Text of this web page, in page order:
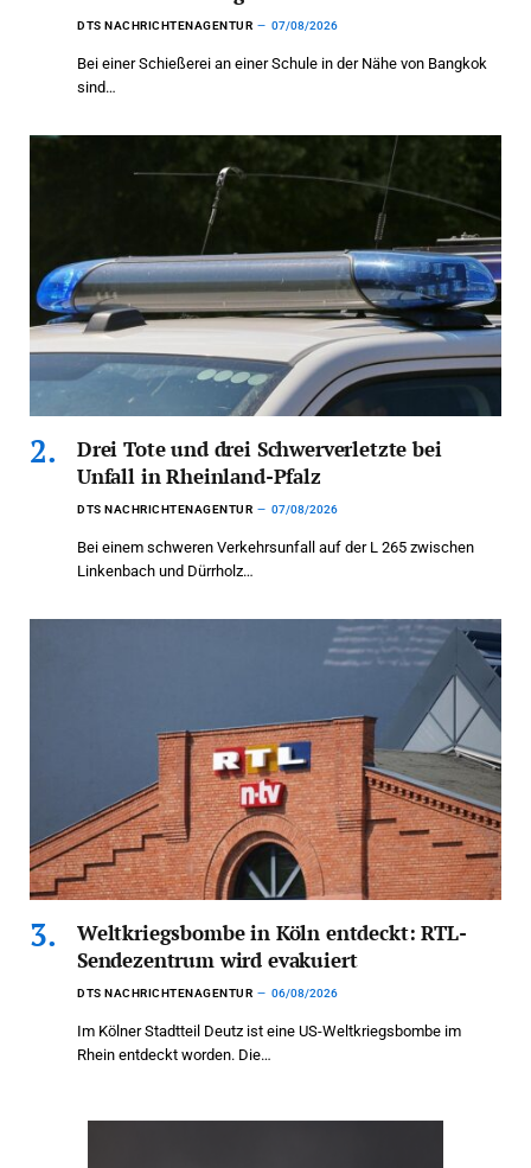
DTS NACHRICHTENAGENTUR 07/08/2026
Bei einer Schießerei an einer Schule in der Nähe von Bangkok
sind…
Drei Tote und drei Schwerverletzte bei
Unfall in Rheinland-Pfalz
DTS NACHRICHTENAGENTUR 07/08/2026
Bei einem schweren Verkehrsunfall auf der L 265 zwischen
Linkenbach und Dürrholz…
Weltkriegsbombe in Köln entdeckt: RTL-
Sendezentrum wird evakuiert
DTS NACHRICHTENAGENTUR 06/08/2026
Im Kölner Stadtteil Deutz ist eine US-Weltkriegsbombe im
Rhein entdeckt worden. Die…